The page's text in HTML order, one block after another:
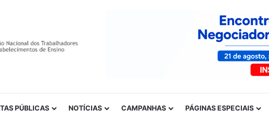
PÚBLICAS NOTÍCIAS CAMPANHAS PÁGINAS ESPECIAIS